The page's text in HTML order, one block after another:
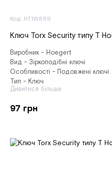
Код: HT1W869
Ключ Torx Security типу T
Виробник - Hoegert
Вид - Зіркоподібні ключі
Особливості - Подовжені ключі
Тип - Ключ
Дивитися більше
97 грн